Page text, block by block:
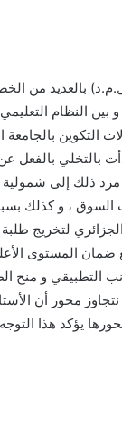
بالعديد من
و بين النظام
التكوين بالجامعة
بالتخلي بالفعل
مرد ذلك إلى
السوق ، و كذلك
الجزائري لتخريج
ضمان المستوى
التطبيقي و منح
محور أن
يؤكد هذا